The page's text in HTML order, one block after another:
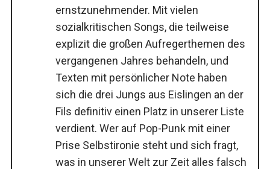
ernstzunehmender. Mit vielen
sozialkritischen Songs, die teilweise
explizit die großen Aufregerthemen des
vergangenen Jahres behandeln, und
Texten mit persönlicher Note haben
sich die drei Jungs aus Eislingen an der
Fils definitiv einen Platz in unserer Liste
verdient. Wer auf Pop-Punk mit einer
Prise Selbstironie steht und sich fragt,
was in unserer Welt zur Zeit alles falsch